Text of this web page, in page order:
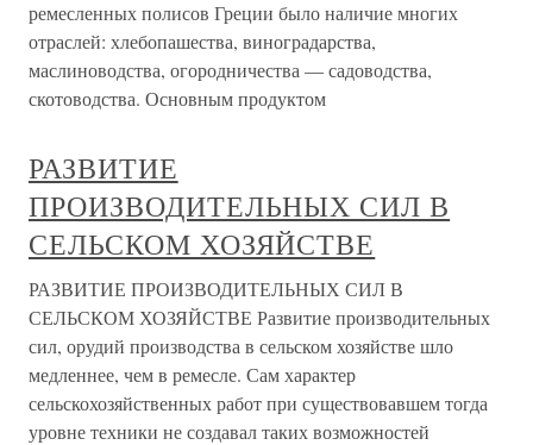
ремесленных полисов Греции было наличие многих
отраслей: хлебопашества, виноградарства,
маслиноводства, огородничества — садоводства,
скотоводства. Основным продуктом
РАЗВИТИЕ
ПРОИЗВОДИТЕЛЬНЫХ СИЛ В
СЕЛЬСКОМ ХОЗЯЙСТВЕ
РАЗВИТИЕ ПРОИЗВОДИТЕЛЬНЫХ СИЛ В
СЕЛЬСКОМ ХОЗЯЙСТВЕ Развитие производительных
сил, орудий производства в сельском хозяйстве шло
медленнее, чем в ремесле. Сам характер
сельскохозяйственных работ при существовавшем тогда
уровне техники не создавал таких возможностей